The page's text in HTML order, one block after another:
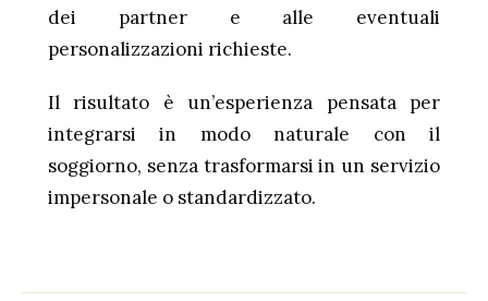
dei partner e alle eventuali
personalizzazioni richieste.
Il risultato è un’esperienza pensata per
integrarsi in modo naturale con il
soggiorno, senza trasformarsi in un servizio
impersonale o standardizzato.